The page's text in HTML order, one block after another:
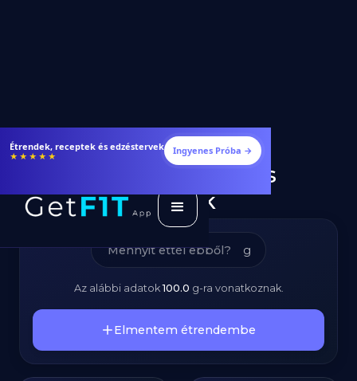
Étrendek, receptek és edzéstervek
★★★★★ Ingyenes Próba →
Tojástészta –
Kalóriatartalom és
Tápanyagok
g
Az alábbi adatok100.0 g-ra vonatkoznak.
Elmentem étrendembe